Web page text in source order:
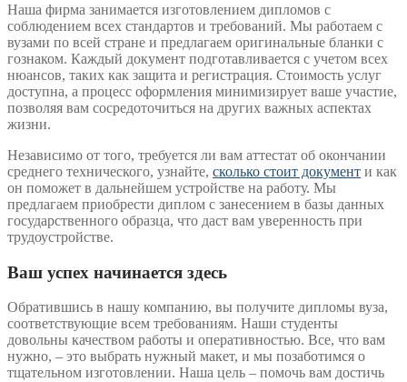
Наша фирма занимается изготовлением дипломов с
соблюдением всех стандартов и требований. Мы работаем с
вузами по всей стране и предлагаем оригинальные бланки с
гознаком. Каждый документ подготавливается с учетом всех
нюансов, таких как защита и регистрация. Стоимость услуг
доступна, а процесс оформления минимизирует ваше участие,
позволяя вам сосредоточиться на других важных аспектах
жизни.
Независимо от того, требуется ли вам аттестат об окончании
среднего технического, узнайте, сколько стоит документ и как
он поможет в дальнейшем устройстве на работу. Мы
предлагаем приобрести диплом с занесением в базы данных
государственного образца, что даст вам уверенность при
трудоустройстве.
Ваш успех начинается здесь
Обратившись в нашу компанию, вы получите дипломы вуза,
соответствующие всем требованиям. Наши студенты
довольны качеством работы и оперативностью. Все, что вам
нужно, – это выбрать нужный макет, и мы позаботимся о
тщательном изготовлении. Наша цель – помочь вам достичь